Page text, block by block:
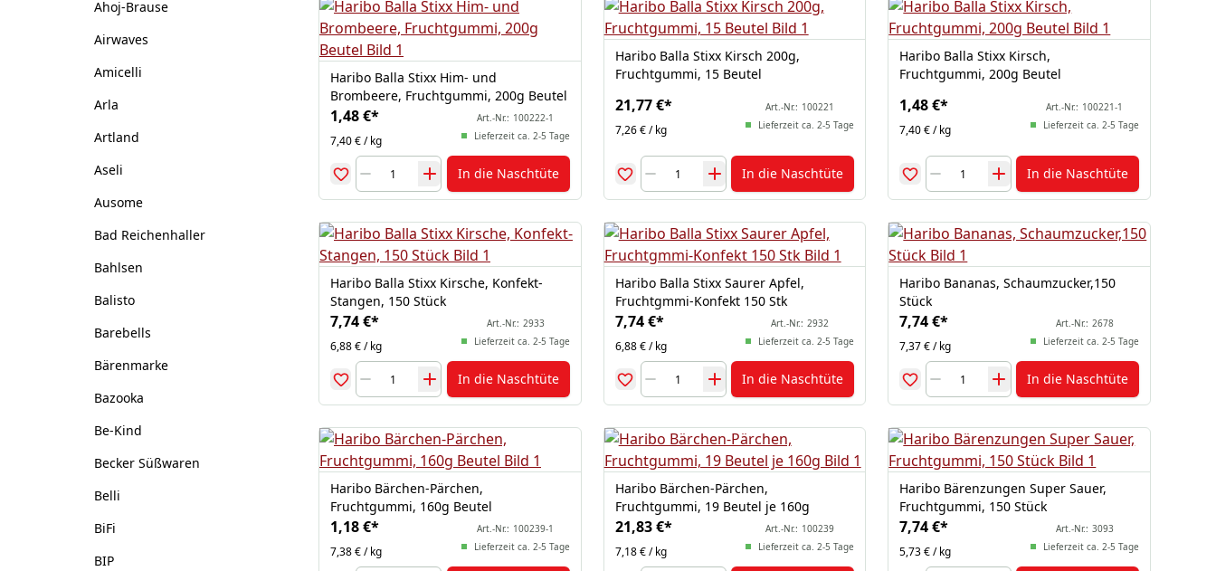
Ahoj-Brause
Airwaves
Amicelli
Arla
Artland
Aseli
Ausome
Bad Reichenhaller
Bahlsen
Balisto
Barebells
Bärenmarke
Bazooka
Be-Kind
Becker Süßwaren
Belli
BiFi
BIP
Haribo Balla Stixx Him- und
Brombeere, Fruchtgummi, 200g Beutel
1,48 €*
7,40 € / kg
Art.-Nr.: 100222-1
Lieferzeit ca. 2-5 Tage
In die Naschtüte
Haribo Balla Stixx Kirsch 200g,
Fruchtgummi, 15 Beutel
21,77 €*
7,26 € / kg
Art.-Nr.: 100221
Lieferzeit ca. 2-5 Tage
In die Naschtüte
Haribo Balla Stixx Kirsch,
Fruchtgummi, 200g Beutel
1,48 €*
7,40 € / kg
Art.-Nr.: 100221-1
Lieferzeit ca. 2-5 Tage
In die Naschtüte
Haribo Balla Stixx Kirsche, Konfekt-
Stangen, 150 Stück
7,74 €*
6,88 € / kg
Art.-Nr.: 2933
Lieferzeit ca. 2-5 Tage
In die Naschtüte
Haribo Balla Stixx Saurer Apfel,
Fruchtgmmi-Konfekt 150 Stk
7,74 €*
6,88 € / kg
Art.-Nr.: 2932
Lieferzeit ca. 2-5 Tage
In die Naschtüte
Haribo Bananas, Schaumzucker,150
Stück
7,74 €*
7,37 € / kg
Art.-Nr.: 2678
Lieferzeit ca. 2-5 Tage
In die Naschtüte
Haribo Bärchen-Pärchen,
Fruchtgummi, 160g Beutel
1,18 €*
7,38 € / kg
Art.-Nr.: 100239-1
Lieferzeit ca. 2-5 Tage
Haribo Bärchen-Pärchen,
Fruchtgummi, 19 Beutel je 160g
21,83 €*
7,18 € / kg
Art.-Nr.: 100239
Lieferzeit ca. 2-5 Tage
Haribo Bärenzungen Super Sauer,
Fruchtgummi, 150 Stück
7,74 €*
5,73 € / kg
Art.-Nr.: 3093
Lieferzeit ca. 2-5 Tage